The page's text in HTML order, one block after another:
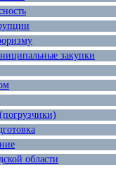
закупки
области